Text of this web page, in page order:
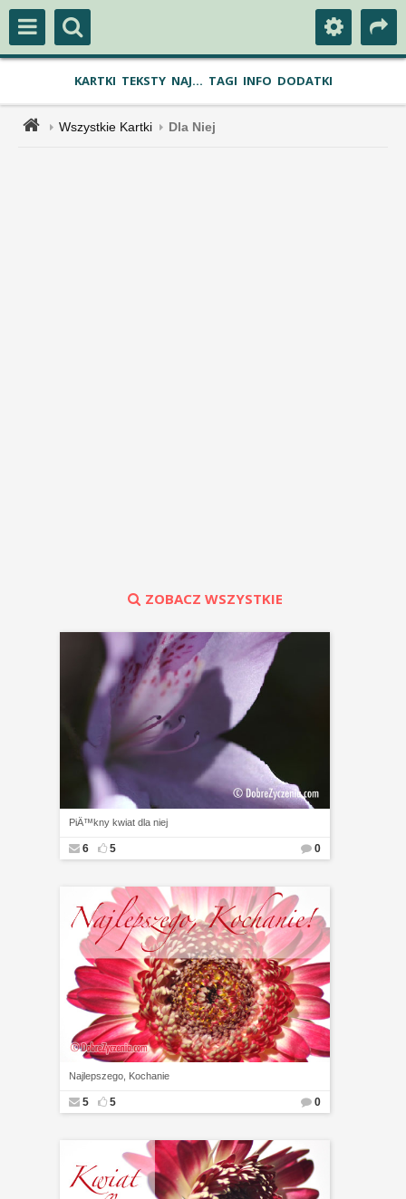
KARTKI TEKSTY NAJ... TAGI INFO DODATKI
Wszystkie Kartki Dla Niej
ZOBACZ WSZYSTKIE
PiÄ™kny kwiat dla niej
6 5 0
Najlepszego, Kochanie
5 5 0